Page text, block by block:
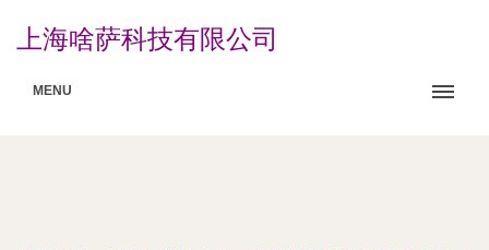
上海啥萨科技有限公司
MENU